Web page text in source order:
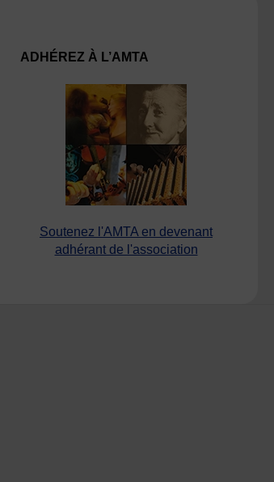
ADHÉREZ À L’AMTA
Soutenez l'AMTA en devenant
adhérant de l'association